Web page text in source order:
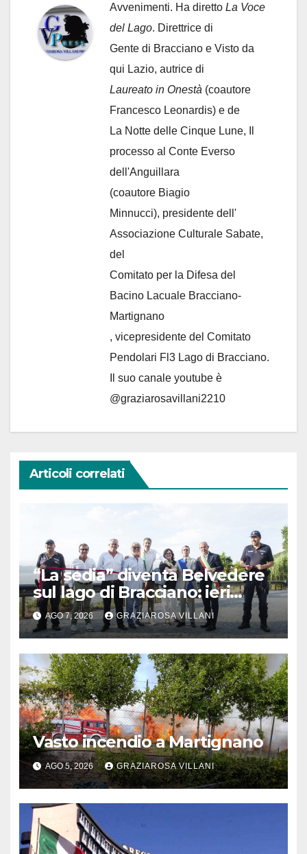
Avvenimenti. Ha diretto La Voce
del Lago. Direttrice di
Gente di Bracciano e Visto da
qui Lazio, autrice di
Laureato in Onestà (coautore
Francesco Leonardis) e de
La Notte delle Cinque Lune, Il
processo al Conte Everso
dell'Anguillara
(coautore Biagio
Minnucci), presidente dell'
Associazione Culturale Sabate,
del
Comitato per la Difesa del
Bacino Lacuale Bracciano-
Martignano
, vicepresidente del Comitato
Pendolari Fl3 Lago di Bracciano.
Il suo canale youtube è
@graziarosavillani2210
Articoli correlati
“La sedia” diventa Belvedere
sul lago di Bracciano: ieri
l’inaugurazione
AGO 7, 2026 GRAZIAROSA VILLANI
Vasto incendio a Martignano
AGO 5, 2026 GRAZIAROSA VILLANI